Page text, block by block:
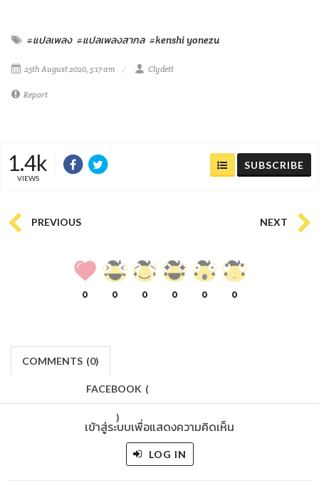
#แปลเพลง #แปลเพลงสากล #kenshi yonezu
25th August 2020, 5:17 am Clydett
Report
1.4k
VIEWS
SUBSCRIBE
PREVIOUS NEXT
0 0 0 0 0 0
COMMENTS (0)
FACEBOOK (
)
เข้าสู่ระบบเพื่อแสดงความคิดเห็น
LOG IN